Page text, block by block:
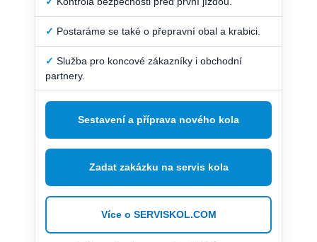
✓ Postaráme se také o přepravní obal a krabici.
✓ Služba pro koncové zákazníky i obchodní
partnery.
Sestavení a příprava nového kola
Zadat zakázku na servis kola
Více o SERVISKOL.COM